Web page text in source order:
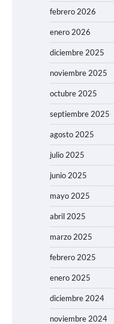
febrero 2026
enero 2026
diciembre 2025
noviembre 2025
octubre 2025
septiembre 2025
agosto 2025
julio 2025
junio 2025
mayo 2025
abril 2025
marzo 2025
febrero 2025
enero 2025
diciembre 2024
noviembre 2024